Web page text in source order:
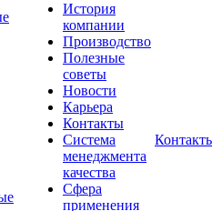
История
компании
Производство
Полезные
советы
Новости
Карьера
Контакты
Система
менеджмента
качества
Сфера
применения